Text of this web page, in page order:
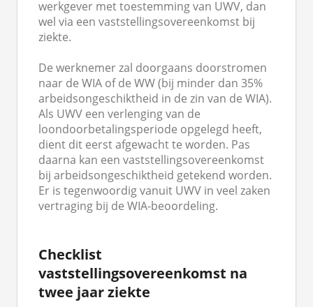
werkgever met toestemming van UWV, dan
wel via een vaststellingsovereenkomst bij
ziekte.
De werknemer zal doorgaans doorstromen
naar de WIA of de WW (bij minder dan 35%
arbeidsongeschiktheid in de zin van de WIA).
Als UWV een verlenging van de
loondoorbetalingsperiode opgelegd heeft,
dient dit eerst afgewacht te worden. Pas
daarna kan een vaststellingsovereenkomst
bij arbeidsongeschiktheid getekend worden.
Er is tegenwoordig vanuit UWV in veel zaken
vertraging bij de WIA-beoordeling.
Checklist
vaststellingsovereenkomst na
twee jaar ziekte